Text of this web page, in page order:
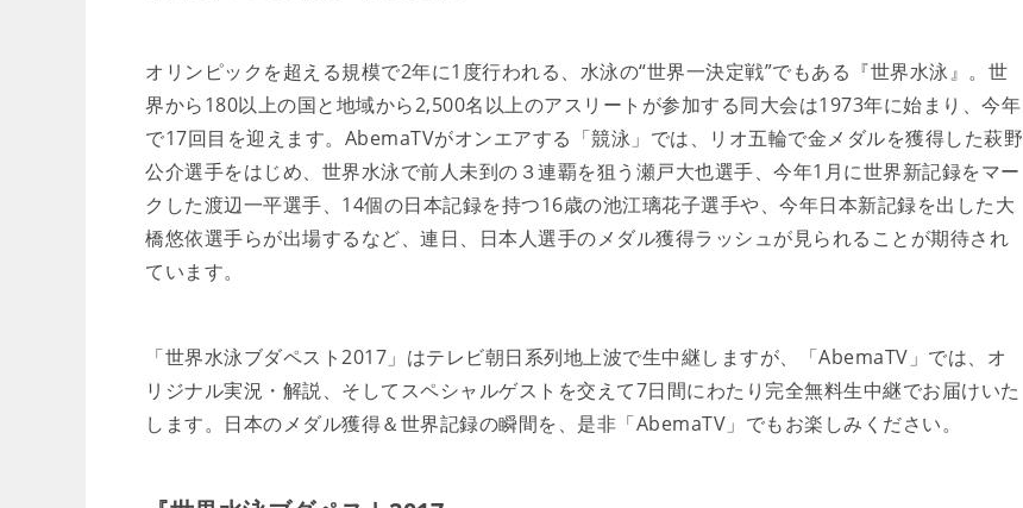
オリンピックを超える規模で2年に1度行われる、水泳の“世界一決定戦”でもある『世界水泳』。世
界から180以上の国と地域から2,500名以上のアスリートが参加する同大会は1973年に始まり、今年
で17回目を迎えます。AbemaTVがオンエアする「競泳」では、リオ五輪で金メダルを獲得した萩野
公介選手をはじめ、世界水泳で前人未到の３連覇を狙う瀬戸大也選手、今年1月に世界新記録をマー
クした渡辺一平選手、14個の日本記録を持つ16歳の池江璃花子選手や、今年日本新記録を出した大
橋悠依選手らが出場するなど、連日、日本人選手のメダル獲得ラッシュが見られることが期待され
ています。
「世界水泳ブダペスト2017」はテレビ朝日系列地上波で生中継しますが、「AbemaTV」では、オ
リジナル実況・解説、そしてスペシャルゲストを交えて7日間にわたり完全無料生中継でお届けいた
します。日本のメダル獲得＆世界記録の瞬間を、是非「AbemaTV」でもお楽しみください。